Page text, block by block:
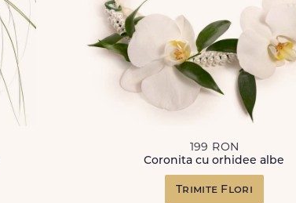
199 RON
Coronita cu orhidee albe
Trimite Flori